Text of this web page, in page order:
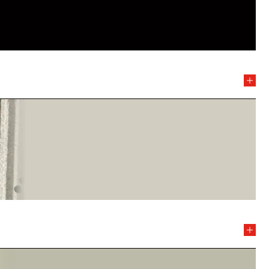
con la Orquesta Sinfónica de Castilla y León, Bilbao
Valenciana, Orquestra de Cadaqués, Israel
miembro de la Orquesta Nacional de España.
con premio de honor en viola y matrícula de
a Donostia-San Sebastián, donde se licenció
Más tarde, realizó estudios de posgrado con
de Wolfram Christ, Andreas Willwohl, Tomasz
y compartido escenario con artistas como Plácido
Rachlin, Augustin Hadelich o Joaquín Achúcarro.
Comenzó el grado superior en 2011 en el Real